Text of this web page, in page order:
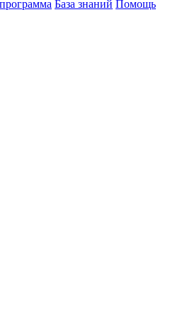
База знаний Помощь